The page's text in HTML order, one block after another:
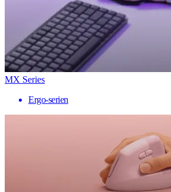
MX Series
Ergo-serien